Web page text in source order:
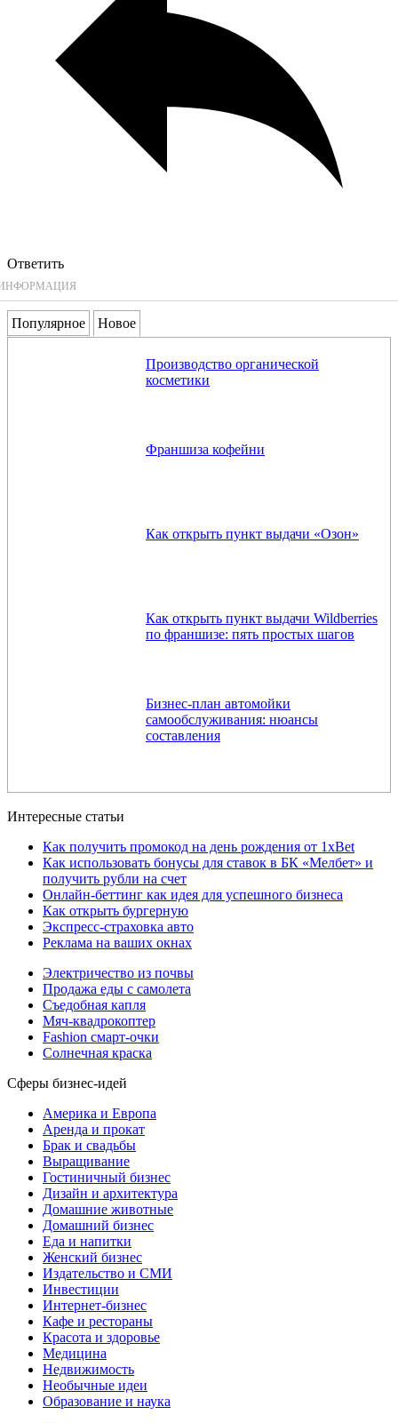
Ответить
Популярное Новое
Производство органической
косметики
Франшиза кофейни
Как открыть пункт выдачи «Озон»
Как открыть пункт выдачи Wildberries
по франшизе: пять простых шагов
Бизнес-план автомойки
самообслуживания: нюансы
составления
Интересные статьи
Как получить промокод на день рождения от 1xBet
Как использовать бонусы для ставок в БК «Мелбет» и
получить рубли на счет
Онлайн-беттинг как идея для успешного бизнеса
Как открыть бургерную
Экспресс-страховка авто
Реклама на ваших окнах
Электричество из почвы
Продажа еды с самолета
Съедобная капля
Мяч-квадрокоптер
Fashion смарт-очки
Солнечная краска
Сферы бизнес-идей
Америка и Европа
Аренда и прокат
Брак и свадьбы
Выращивание
Гостиничный бизнес
Дизайн и архитектура
Домашние животные
Домашний бизнес
Еда и напитки
Женский бизнес
Издательство и СМИ
Инвестиции
Интернет-бизнес
Кафе и рестораны
Красота и здоровье
Медицина
Недвижимость
Необычные идеи
Образование и наука